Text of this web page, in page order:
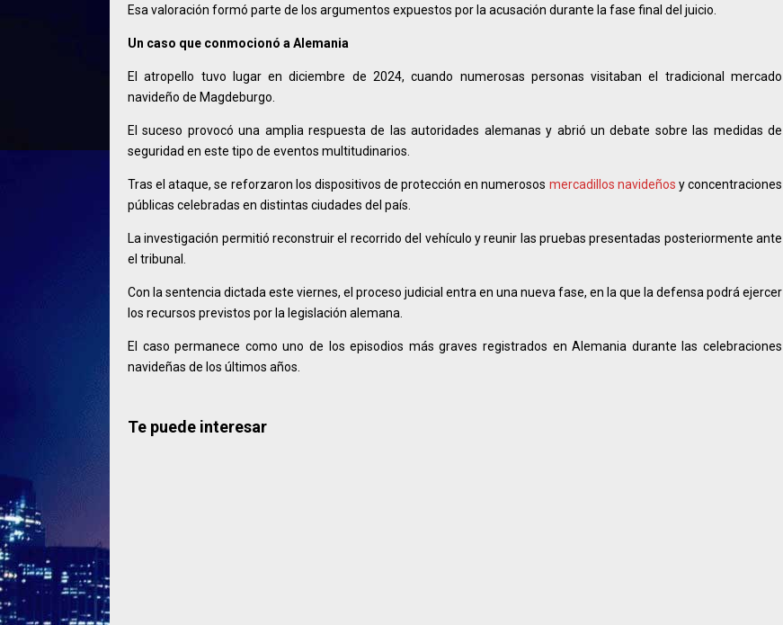
Esa valoración formó parte de los argumentos expuestos por la acusación durante la fase final del juicio.
Un caso que conmocionó a Alemania
El atropello tuvo lugar en diciembre de 2024, cuando numerosas personas visitaban el tradicional mercado
navideño de Magdeburgo.
El suceso provocó una amplia respuesta de las autoridades alemanas y abrió un debate sobre las medidas de
seguridad en este tipo de eventos multitudinarios.
Tras el ataque, se reforzaron los dispositivos de protección en numerosos mercadillos navideños y concentraciones
públicas celebradas en distintas ciudades del país.
La investigación permitió reconstruir el recorrido del vehículo y reunir las pruebas presentadas posteriormente ante
el tribunal.
Con la sentencia dictada este viernes, el proceso judicial entra en una nueva fase, en la que la defensa podrá ejercer
los recursos previstos por la legislación alemana.
El caso permanece como uno de los episodios más graves registrados en Alemania durante las celebraciones
navideñas de los últimos años.
Te puede interesar